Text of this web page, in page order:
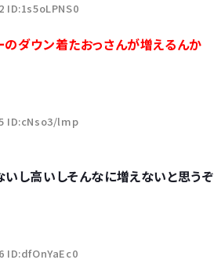
ID:1s5oLPNS0
ダウン着たおっさんが増えるんか
ID:cNso3/lmp
し高いしそんなに増えないと思うぞ
ID:dfOnYaEc0